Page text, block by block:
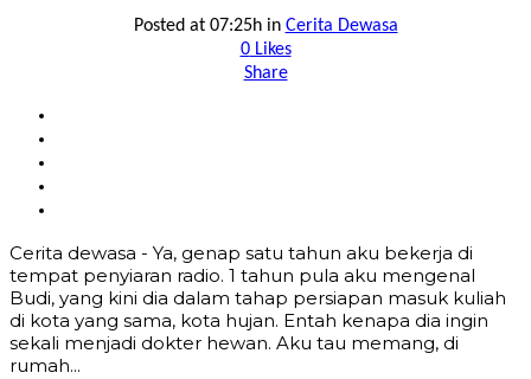
Posted at 07:25hin Cerita Dewasa
0Likes
Share
Cerita dewasa - Ya, genap satu tahun aku bekerja di
tempat penyiaran radio. 1 tahun pula aku mengenal
Budi, yang kini dia dalam tahap persiapan masuk kuliah
di kota yang sama, kota hujan. Entah kenapa dia ingin
sekali menjadi dokter hewan. Aku tau memang, di
rumah...